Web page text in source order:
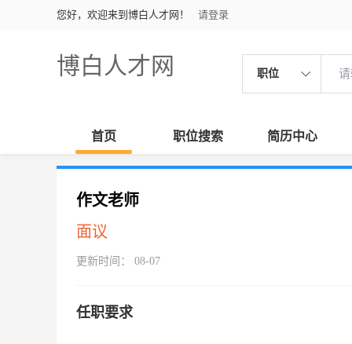
您好，欢迎来到博白人才网！ 请登录
博白人才网 职位
首页 职位搜索 简历中心
作文老师
面议
更新时间： 08-07
任职要求